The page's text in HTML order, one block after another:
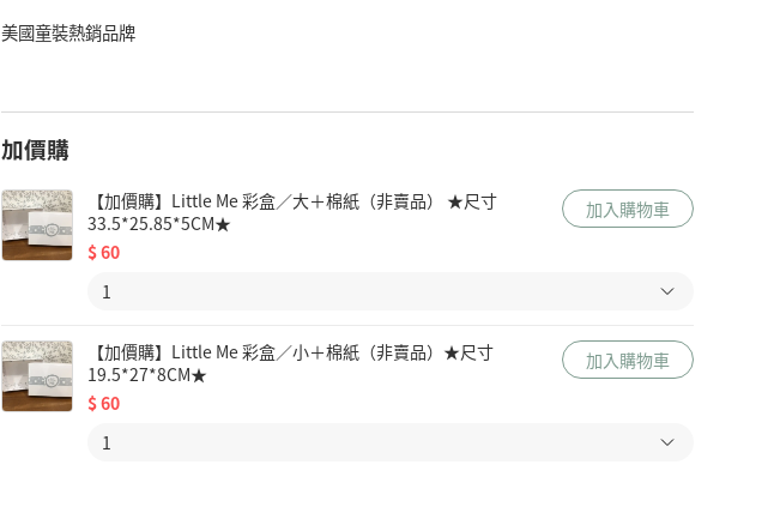
美國童裝熱銷品牌
加價購
【加價購】Little Me 彩盒／大＋棉紙（非賣品） ★尺寸
33.5*25.85*5CM★
$60
加入購物車
【加價購】Little Me 彩盒／小＋棉紙（非賣品）★尺寸
19.5*27*8CM★
$60
加入購物車